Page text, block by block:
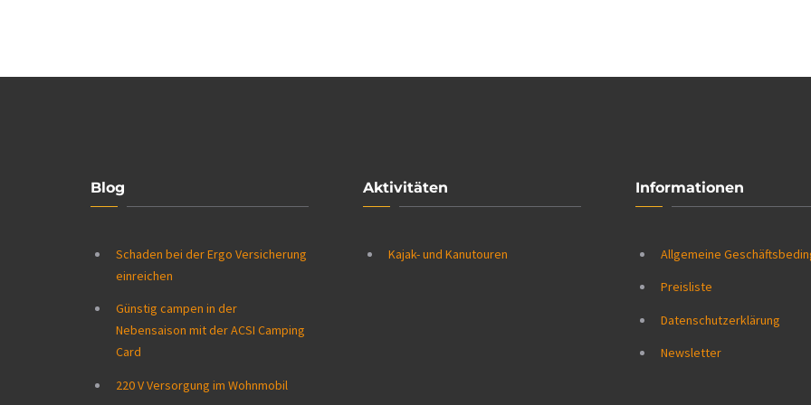
Blog
Schaden bei der Ergo Versicherung
einreichen
Günstig campen in der
Nebensaison mit der ACSI Camping
Card
220 V Versorgung im Wohnmobil
Aktivitäten
Kajak- und Kanutouren
Informationen
Allgemeine
Preisliste
Datenschutzerklärung
Newsletter